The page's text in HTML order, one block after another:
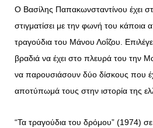
Ο Βασίλης Παπακωνσταντίνου έχει
στιγματίσει με την φωνή του κάποια
τραγούδια του Μάνου Λοΐζου.
βραδιά να έχει στο πλευρά του την
να παρουσιάσουν δύο δίσκους που
αποτύπωμά τους στην ιστορία της
“Τα τραγούδια του δρόμου” (1974)